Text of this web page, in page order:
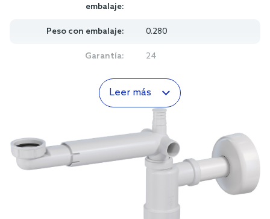
embalaje:
Peso con embalaje: 0.280
Garantía: 24
Leer más